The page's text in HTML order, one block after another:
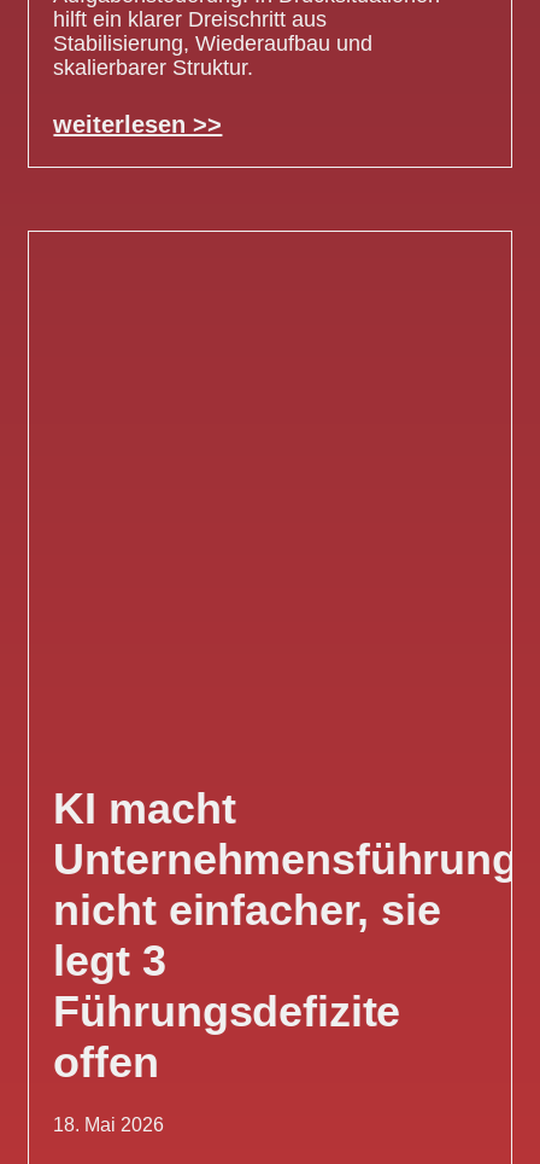
hilft ein klarer Dreischritt aus
Stabilisierung, Wiederaufbau und
skalierbarer Struktur.
weiterlesen >>
KI macht
Unternehmensführung
nicht einfacher, sie
legt 3
Führungsdefizite
offen
18. Mai 2026